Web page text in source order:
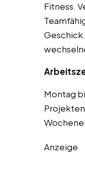
Fitness.
Montag
Anzeige